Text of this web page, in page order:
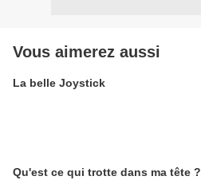
Vous aimerez aussi
La belle Joystick
Qu'est ce qui trotte dans ma tête ?